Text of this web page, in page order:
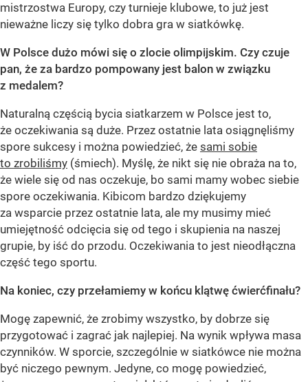
mistrzostwa Europy, czy turnieje klubowe, to już jest
nieważne liczy się tylko dobra gra w siatkówkę.
W Polsce dużo mówi się o zlocie olimpijskim. Czy czuje
pan, że za bardzo pompowany jest balon w związku
z medalem?
Naturalną częścią bycia siatkarzem w Polsce jest to,
że oczekiwania są duże. Przez ostatnie lata osiągnęliśmy
spore sukcesy i można powiedzieć, że sami sobie
to zrobiliśmy (śmiech). Myślę, że nikt się nie obraża na to,
że wiele się od nas oczekuje, bo sami mamy wobec siebie
spore oczekiwania. Kibicom bardzo dziękujemy
za wsparcie przez ostatnie lata, ale my musimy mieć
umiejętność odcięcia się od tego i skupienia na naszej
grupie, by iść do przodu. Oczekiwania to jest nieodłączna
część tego sportu.
Na koniec, czy przełamiemy w końcu klątwę ćwierćfinału?
Mogę zapewnić, że zrobimy wszystko, by dobrze się
przygotować i zagrać jak najlepiej. Na wynik wpływa masa
czynników. W sporcie, szczególnie w siatkówce nie można
być niczego pewnym. Jedyne, co mogę powiedzieć,